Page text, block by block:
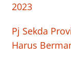
2023
Pj Sekda
Harus